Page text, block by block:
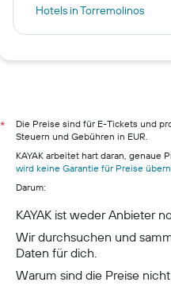
Hotels in Torremolinos
Hotels in Antalya
Hotels in Berlin
Hotels in Hamburg
Hotels in Pillig
Hotels in Warnemünde
Hotels in Neustadt in
Hotels in München
*
Die Preise sind für E-Tickets und
Steuern und Gebühren in EUR.
KAYAK arbeitet hart daran, genaue
wird keine Garantie für Preise
Darum:
KAYAK ist weder Anbieter
Wir durchsuchen und
Daten für dich.
Warum sind die Preise